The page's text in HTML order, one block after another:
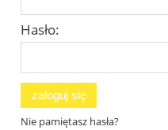
Hasło:
zaloguj się
Nie pamiętasz hasła?